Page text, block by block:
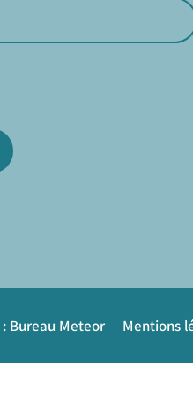
Bureau Meteor Mentions